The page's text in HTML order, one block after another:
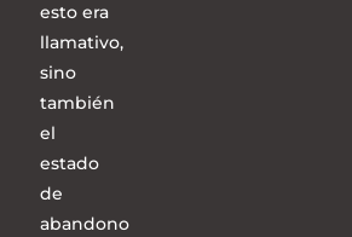
esto era
llamativo,
sino
también
el
estado
de
abandono